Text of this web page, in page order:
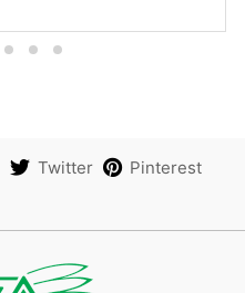
Twitter Pinterest